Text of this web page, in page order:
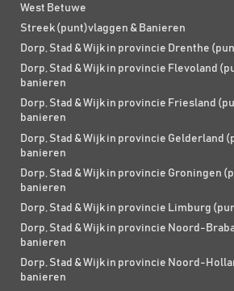
West Betuwe
Streek (punt)vlaggen & Banieren
Dorp, Stad & Wijk in provincie Drenthe
Dorp, Stad & Wijk in provincie Flevoland
banieren
Dorp, Stad & Wijk in provincie Friesland
banieren
Dorp, Stad & Wijk in provincie Gelderland
banieren
Dorp, Stad & Wijk in provincie Groningen
banieren
Dorp, Stad & Wijk in provincie Limburg
Dorp, Stad & Wijk in provincie Noord-
banieren
Dorp, Stad & Wijk in provincie Noord-
banieren